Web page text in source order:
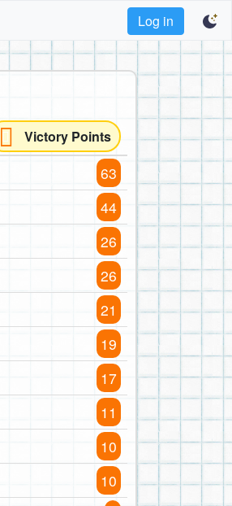
Log in
Victory Points
63
44
26
26
21
19
17
11
10
10